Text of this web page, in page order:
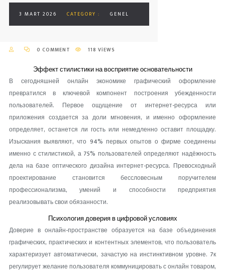
3 MART 2026 CATEGORY : GENEL
0 COMMENT 118 VIEWS
Эффект стилистики на восприятие основательности
В сегодняшней онлайн экономике графический оформление
превратился в ключевой компонент построения убежденности
пользователей. Первое ощущение от интернет-ресурса или
приложения создается за доли мгновения, и именно оформление
определяет, останется ли гость или немедленно оставит площадку.
Изыскания выявляют, что 94% первых опытов о фирме соединены
именно с стилистикой, а 75% пользователей определяют надёжность
дела на базе оптического дизайна интернет-ресурса. Превосходный
проектирование становится бессловесным поручителем
профессионализма, умений и способности предприятия
реализовывать свои обязанности.
Психология доверия в цифровой условиях
Доверие в онлайн-пространстве образуется на базе объединения
графических, практических и контентных элементов, что пользователь
характеризует автоматически, зачастую на инстинктивном уровне. 7к
регулирует желание пользователя коммуницировать с онлайн товаром,